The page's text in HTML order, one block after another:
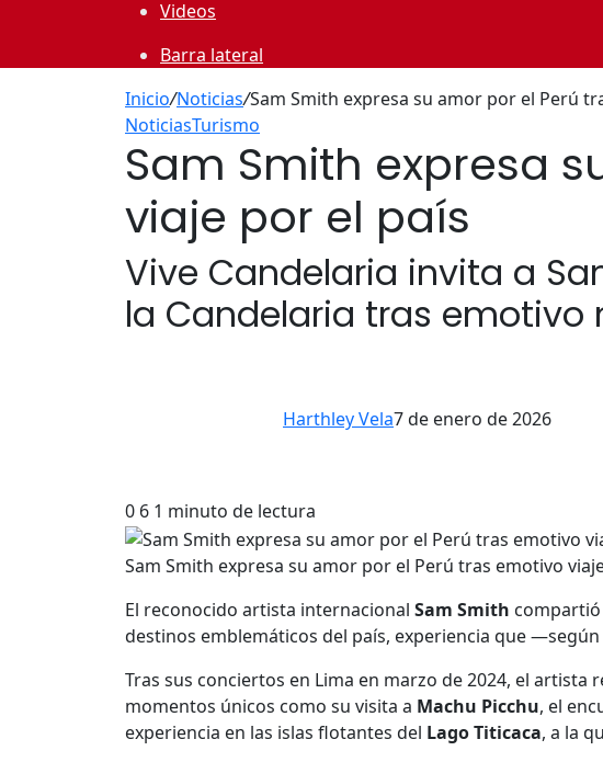
Videos
Barra lateral
Inicio/Noticias/Sam Smith expresa su amor por el Perú
NoticiasTurismo
Sam Smith expresa
viaje por el país
Vive Candelaria invita a
la Candelaria tras emotivo
Harthley Vela7 de enero de 2026
0 6 1 minuto de lectura
Sam Smith expresa su amor por el Perú tras emotivo
El reconocido artista internacional Sam Smith
destinos emblemáticos del país, experiencia que
Tras sus conciertos en Lima en marzo de 2024, el
momentos únicos como su visita a Machu Picchu, el
experiencia en las islas flotantes del Lago Titicaca, a la